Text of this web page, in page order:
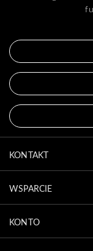
KONTAKT
WSPARCIE
KONTO